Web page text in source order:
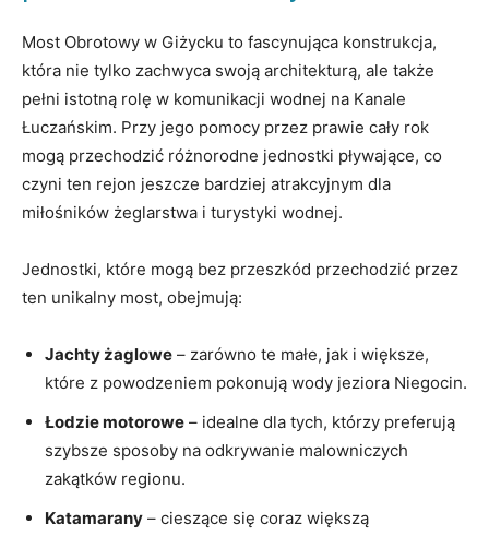
Most Obrotowy w ⁢Giżycku to ​fascynująca ⁤konstrukcja,⁢
która nie tylko zachwyca swoją architekturą,⁤ ale także
pełni istotną rolę‌ w komunikacji ⁢wodnej ⁣na Kanale
‌Łuczańskim. Przy ⁣jego ‍pomocy ⁣przez prawie cały ‍rok
mogą przechodzić ‌różnorodne jednostki pływające, co
czyni​ ten⁢ rejon jeszcze bardziej⁣ atrakcyjnym ‌dla
miłośników​ żeglarstwa i ⁤turystyki wodnej.
Jednostki, które mogą ‌bez ⁢przeszkód ⁣przechodzić przez
ten unikalny most, obejmują:
Jachty żaglowe – zarówno te⁤ małe, jak i⁣ większe,
które z powodzeniem pokonują wody jeziora ​Niegocin.
Łodzie motorowe – idealne dla tych, którzy⁤ preferują
⁣szybsze ‍sposoby na odkrywanie⁢ malowniczych ​
zakątków ⁤regionu.
Katamarany – cieszące się coraz większą